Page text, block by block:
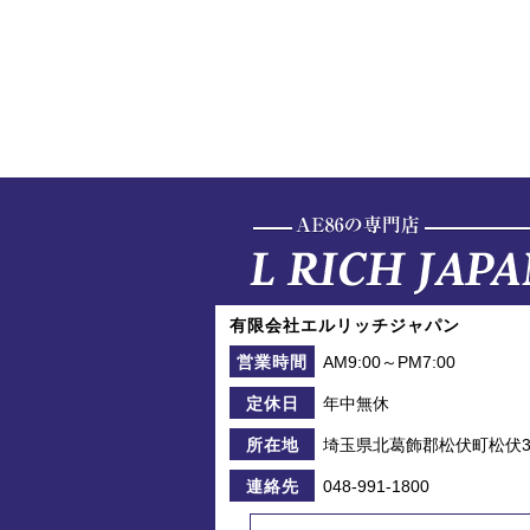
有限会社エルリッチジャパン
営業時間
AM9:00～PM7:00
定休日 年中無休
所在地 埼玉県北葛飾郡松伏町松伏
連絡先 048-991-1800